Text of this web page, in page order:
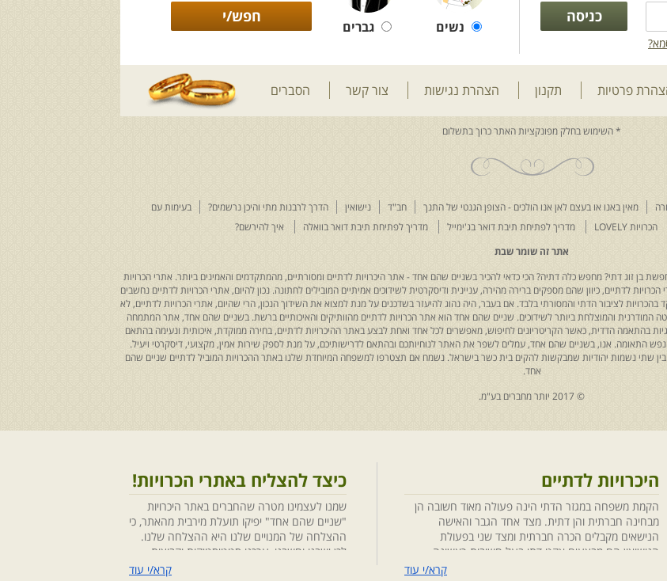
נשים גברים
פרטיות תקנון הצהרת נגישות צור קשר הסברים
מאין באנו או בעצם לאן אנו הולכים - הצופן הגנטי של התנך חב"ד נישואין הדרך לרבנות מתי והיכן נרשמים?
בעימות עם
הכרויות LOVELY מדריך לפתיחת תיבת דואר בג'ימייל מדריך לפתיחת תיבת דואר בוואלה
איך להירשם?
אתר זה שומר שבת
בן זוג דתי? מחפש כלה דתיה? הכי כדאי להכיר בשניים שהם אחד - אתר היכרויות לדתיים ומסורתיים, מהמתקדמים והאמינים ביותר. אתרי הכרויות
לדתיים, כיוון שהם מספקים ברירה מהירה, עניינית ודיסקרטית לשידוכים אמיתיים המובילים לחתונה. נכון להיום, אתרי הכרויות לדתיים נחשבים
בהכרויות לציבור הדתי והמסורתי בלבד. אם בעבר, היה נהוג להיעזר בשדכנים על מנת למצוא את השידוך הנכון, הרי שהיום, אתרי הכרויות לדתיים, לא
המודרנית והמוצלחת ביותר לשידוכים. שניים שהם אחד הוא אתר הכרויות לדתיים מהוותיקים והאיכותיים ברשת. בשניים שהם אחד, אתר המתמחה
בהתאמה הדדית, כאשר הקריטריונים לחיפוש, מאפשרים לכל אחד ואחת לבצע באתר ההיכרויות לדתיים, בחירה ממוקדת, איכותית ונעימה בהתאם
התאומה. אנו, בשניים שהם אחד, עמלים לשפר את האתר לנוחיותכם ובהתאם לדרישותיכם, על מנת לספק שירות אמין, מקצועי, דיסקרטי ויעיל.
בין שתי נשמות יהודיות שמבקשות להקים בית כשר בישראל. נשמח אם תצטרפו למשפחה המיוחדת שלנו באתר ההכרויות המוביל לדתיים שניים שהם
אחד.
© 2017 יותר מחברים בע"מ.
היכרויות לדתיים
הקמת משפחה במגזר הדתי הינה פעולה מאוד חשובה הן
מבחינה חברתית והן דתית. מצד אחד הגבר והאישה
הנישאים מקבלים הכרה חברתית ומצד שני בפעולת
הנישואין הם מבצעים אקט דתי בעל חשיבות ראשונה
במעלה. חשוב לציין בהקשר זה שגם הגורמים למפגשקרא/י עוד
כיצד להצליח באתרי הכרויות!
שמנו לעצמינו מטרה שהחברים באתר היכרויות
"שניים שהם אחד" יפיקו תועלת מירבית מהאתר, כי
ההצלחה של המנויים שלנו היא ההצלחה שלנו.
לכן ישבנו וחשבנו ,ערכנו סטטיסטיקות וקבוצות
מיקוד, בחנו התנהגויות ומגמות והמסקנה החדקרא/י עוד